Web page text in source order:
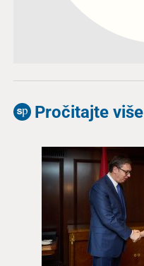
Pročitajte više